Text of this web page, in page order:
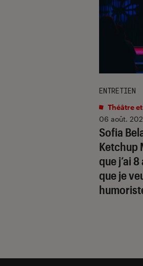
Sofia
Ketchup
que j’ai
que je
ENTRETIEN
Théâtre
06 août.